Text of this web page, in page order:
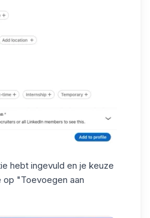
hebt ingevuld en je keuze
op "Toevoegen aan